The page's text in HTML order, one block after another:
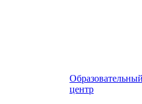
центр